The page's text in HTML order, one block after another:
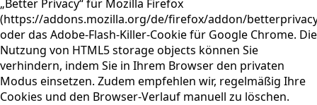
„Better Privacy“ für Mozilla Firefox
(https://addons.mozilla.org/de/firefox/addon/
oder das Adobe-Flash-Killer-Cookie für Google Chrome. Die
Nutzung von HTML5 storage objects können Sie
verhindern, indem Sie in Ihrem Browser den privaten
Modus einsetzen. Zudem empfehlen wir, regelmäßig Ihre
Cookies und den Browser-Verlauf manuell zu löschen.